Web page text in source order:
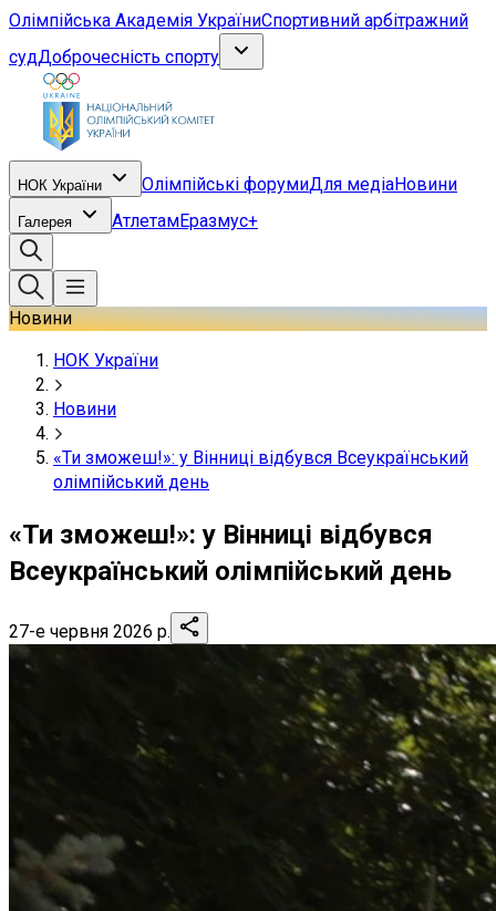
Олімпійська Академія УкраїниСпортивний арбітражний
судДоброчесність спорту
НОК України Олімпійські форумиДля медіаНовини
Галерея АтлетамЕразмус+
Новини
НОК України
Новини
«Ти зможеш!»: у Вінниці відбувся Всеукраїнський
олімпійський день
«Ти зможеш!»: у Вінниці відбувся
Всеукраїнський олімпійський день
27-е червня 2026 р.